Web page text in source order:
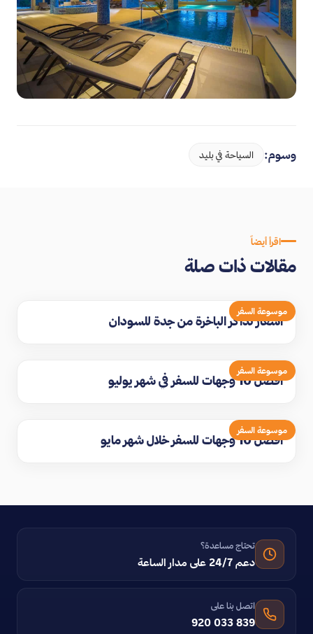
وسوم: السياحة في بليد
اقرأ أيضاً
مقالات ذات صلة
موسوعة السفر
اسعار تذاكر الباخرة من جدة للسودان
موسوعة السفر
افضل 10 وجهات للسفر في شهر يوليو
موسوعة السفر
افضل 10 وجهات للسفر خلال شهر مايو
تحتاج مساعدة؟
دعم 24/7 على مدار الساعة
اتصل بنا على
920 033 839